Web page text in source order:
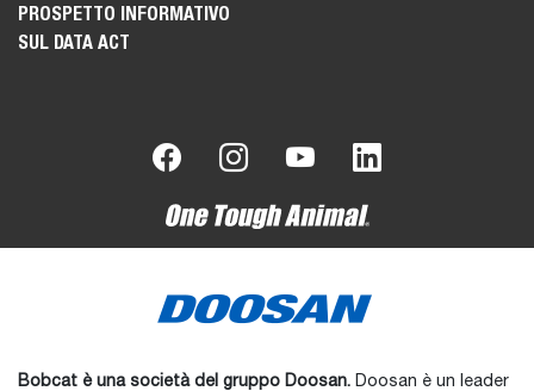
PROSPETTO INFORMATIVO
SUL DATA ACT
Bobcat è una società del gruppo Doosan. Doosan è un leader